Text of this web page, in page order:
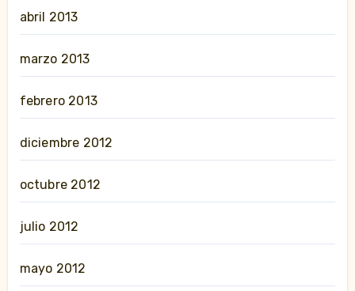
abril 2013
marzo 2013
febrero 2013
diciembre 2012
octubre 2012
julio 2012
mayo 2012